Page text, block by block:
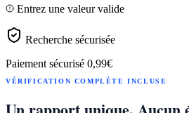
Entrez une valeur valide
Recherche sécurisée
Paiement sécurisé 0,99€
VÉRIFICATION COMPLÈTE INCLUSE